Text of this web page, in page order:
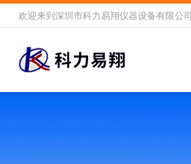
欢迎来到 深圳市科力易翔仪器设备有限公司